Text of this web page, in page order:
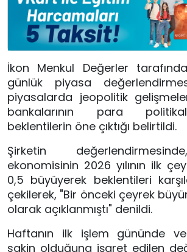
İkon Menkul Değerler
günlük piyasa
piyasalarda jeopolitik
bankalarının para
beklentilerin öne çıktığı belirtildi.
Şirketin
ekonomisinin 2026 yılının ilk
0,5 büyüyerek beklentileri
çekilerek, "Bir önceki çeyrek
olarak açıklanmıştı" denildi.
Haftanın ilk işlem gününde
sakin olduğuna işaret edilen